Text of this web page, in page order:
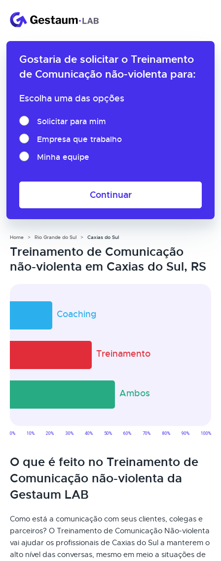
Gostaria de solicitar o Treinamento
de Comunicação não-violenta para:
Escolha uma das opções
Solicitar para mim
Empresa que trabalho
Minha equipe
Continuar
Home Rio Grande do Sul Caxias do Sul
Treinamento de Comunicação
não-violenta em Caxias do Sul, RS
O que é feito no Treinamento de
Comunicação não-violenta da
Gestaum LAB
Como está a comunicação com seus clientes, colegas e
parceiros? O Treinamento de Comunicação Não-violenta
vai ajudar os profissionais de Caxias do Sul a manterem o
alto nível das conversas, mesmo em meio a situações de